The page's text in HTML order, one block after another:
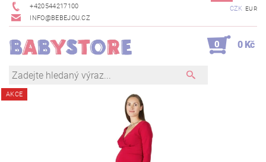
+420544217100
INFO@BEBEJOU.CZ
CZK EUR
0 0 Kč
AKCE